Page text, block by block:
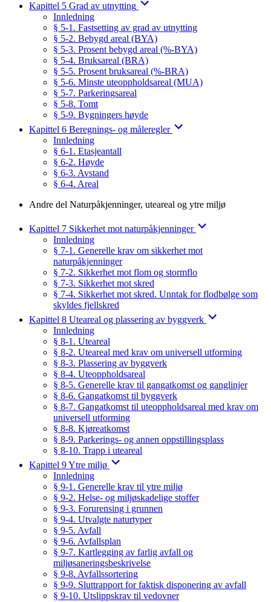
Kapittel 5 Grad av utnytting
Innledning
§ 5-1. Fastsetting av grad av utnytting
§ 5-2. Bebygd areal (BYA)
§ 5-3. Prosent bebygd areal (%-BYA)
§ 5-4. Bruksareal (BRA)
§ 5-5. Prosent bruksareal (%-BRA)
§ 5-6. Minste uteoppholdsareal (MUA)
§ 5-7. Parkeringsareal
§ 5-8. Tomt
§ 5-9. Bygningers høyde
Kapittel 6 Beregnings- og måleregler
Innledning
§ 6-1. Etasjeantall
§ 6-2. Høyde
§ 6-3. Avstand
§ 6-4. Areal
Andre del Naturpåkjenninger, uteareal og ytre miljø
Kapittel 7 Sikkerhet mot naturpåkjenninger
Innledning
§ 7-1. Generelle krav om sikkerhet mot
naturpåkjenninger
§ 7-2. Sikkerhet mot flom og stormflo
§ 7-3. Sikkerhet mot skred
§ 7-4. Sikkerhet mot skred. Unntak for flodbølge som
skyldes fjellskred
Kapittel 8 Uteareal og plassering av byggverk
Innledning
§ 8-1. Uteareal
§ 8-2. Uteareal med krav om universell utforming
§ 8-3. Plassering av byggverk
§ 8-4. Uteoppholdsareal
§ 8-5. Generelle krav til gangatkomst og ganglinjer
§ 8-6. Gangatkomst til byggverk
§ 8-7. Gangatkomst til uteoppholdsareal med krav om
universell utforming
§ 8-8. Kjøreatkomst
§ 8-9. Parkerings- og annen oppstillingsplass
§ 8-10. Trapp i uteareal
Kapittel 9 Ytre miljø
Innledning
§ 9-1. Generelle krav til ytre miljø
§ 9-2. Helse- og miljøskadelige stoffer
§ 9-3. Forurensing i grunnen
§ 9-4. Utvalgte naturtyper
§ 9-5. Avfall
§ 9-6. Avfallsplan
§ 9-7. Kartlegging av farlig avfall og
miljøsaneringsbeskrivelse
§ 9-8. Avfallssortering
§ 9-9. Sluttrapport for faktisk disponering av avfall
§ 9-10. Utslippskrav til vedovner